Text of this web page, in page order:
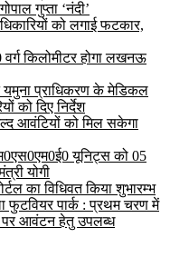
गुप्ता ‘नंदी’
को लगाई फटकार,
किलोमीटर होगा लखनऊ
प्राधिकरण के मेडिकल
को दिए निर्देश
आवंटियों को मिल सकेगा
यूनिट्स को 05
योगी
का विधिवत किया शुभारम्भ
फुटवियर पार्क : प्रथम चरण में
पर आवंटन हेतु उपलब्ध